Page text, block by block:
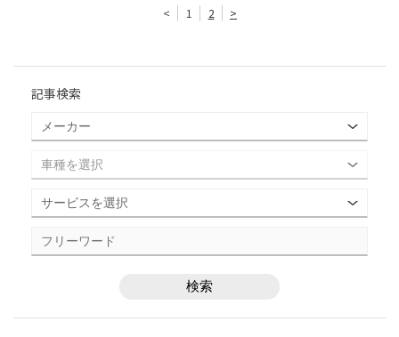
< 1 2 >
記事検索